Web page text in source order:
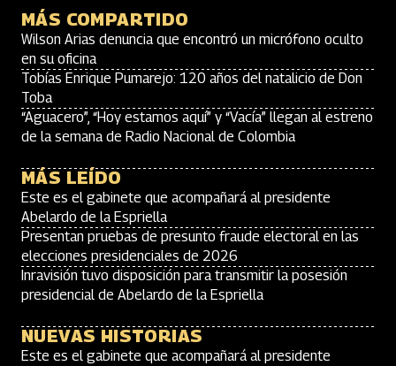
MÁS COMPARTIDO
Wilson Arias denuncia que encontró un micrófono oculto
en su oficina
Tobías Enrique Pumarejo: 120 años del natalicio de Don
Toba
“Aguacero”, “Hoy estamos aquí” y “Vacía” llegan al estreno
de la semana de Radio Nacional de Colombia
MÁS LEÍDO
Este es el gabinete que acompañará al presidente
Abelardo de la Espriella
Presentan pruebas de presunto fraude electoral en las
elecciones presidenciales de 2026
Inravisión tuvo disposición para transmitir la posesión
presidencial de Abelardo de la Espriella
NUEVAS HISTORIAS
Este es el gabinete que acompañará al presidente